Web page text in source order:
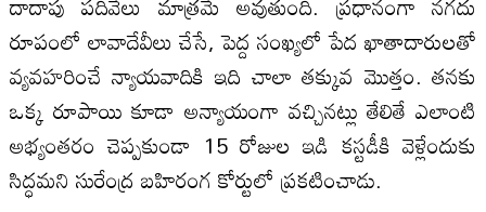
రూపంలో లావాదేవీలు చేసే, పెద్ద సంఖ్యలో పేద ఖాతాదారులతో
వ్యవహరించే న్యాయవాదికి ఇది చాలా తక్కువ మొత్తం. తనకు
ఒక్క రూపాయి కూడా అన్యాయంగా వచ్చినట్లు తేలితే ఎలాంటి
అభ్యంతరం చెప్పకుండా 15 రోజుల ఇడి కస్టడీకి వెళ్లేందుకు
సిద్ధమని సురేంద్ర బహిరంగ కోర్టులో ప్రకటించాడు.